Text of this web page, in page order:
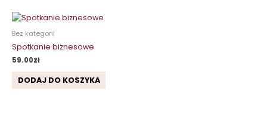
Bez kategorii
Spotkanie biznesowe
59.00zł
DODAJ DO KOSZYKA